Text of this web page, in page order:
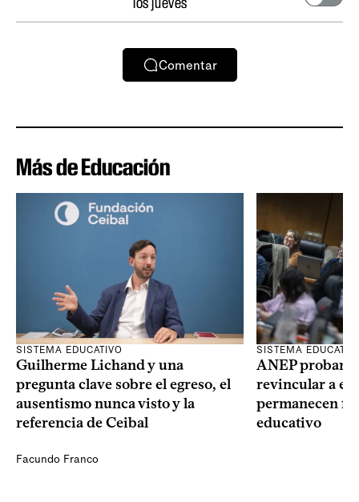
Comentar
Más de Educación
SISTEMA EDUCATIVO
Guilherme Lichand y una
pregunta clave sobre el egreso, el
ausentismo nunca visto y la
referencia de Ceibal
Facundo Franco
SISTEMA
ANEP probará
revincular a
permanecen
educativo